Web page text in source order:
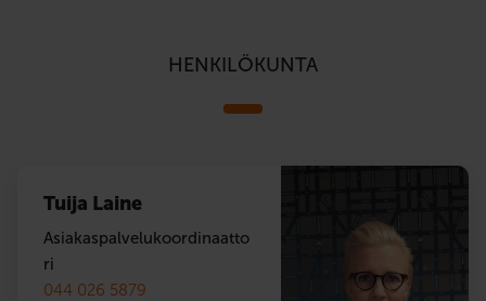
HENKILÖKUNTA
Tuija Laine
Asiakaspalvelukoordinaatto
ri
044 026 5879